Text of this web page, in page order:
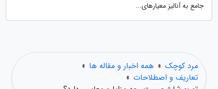
جامع به آنالیز معیارهای...
مرد کوچک » همه اخبار و مقاله ها »
تعاریف و اصطلاحات »